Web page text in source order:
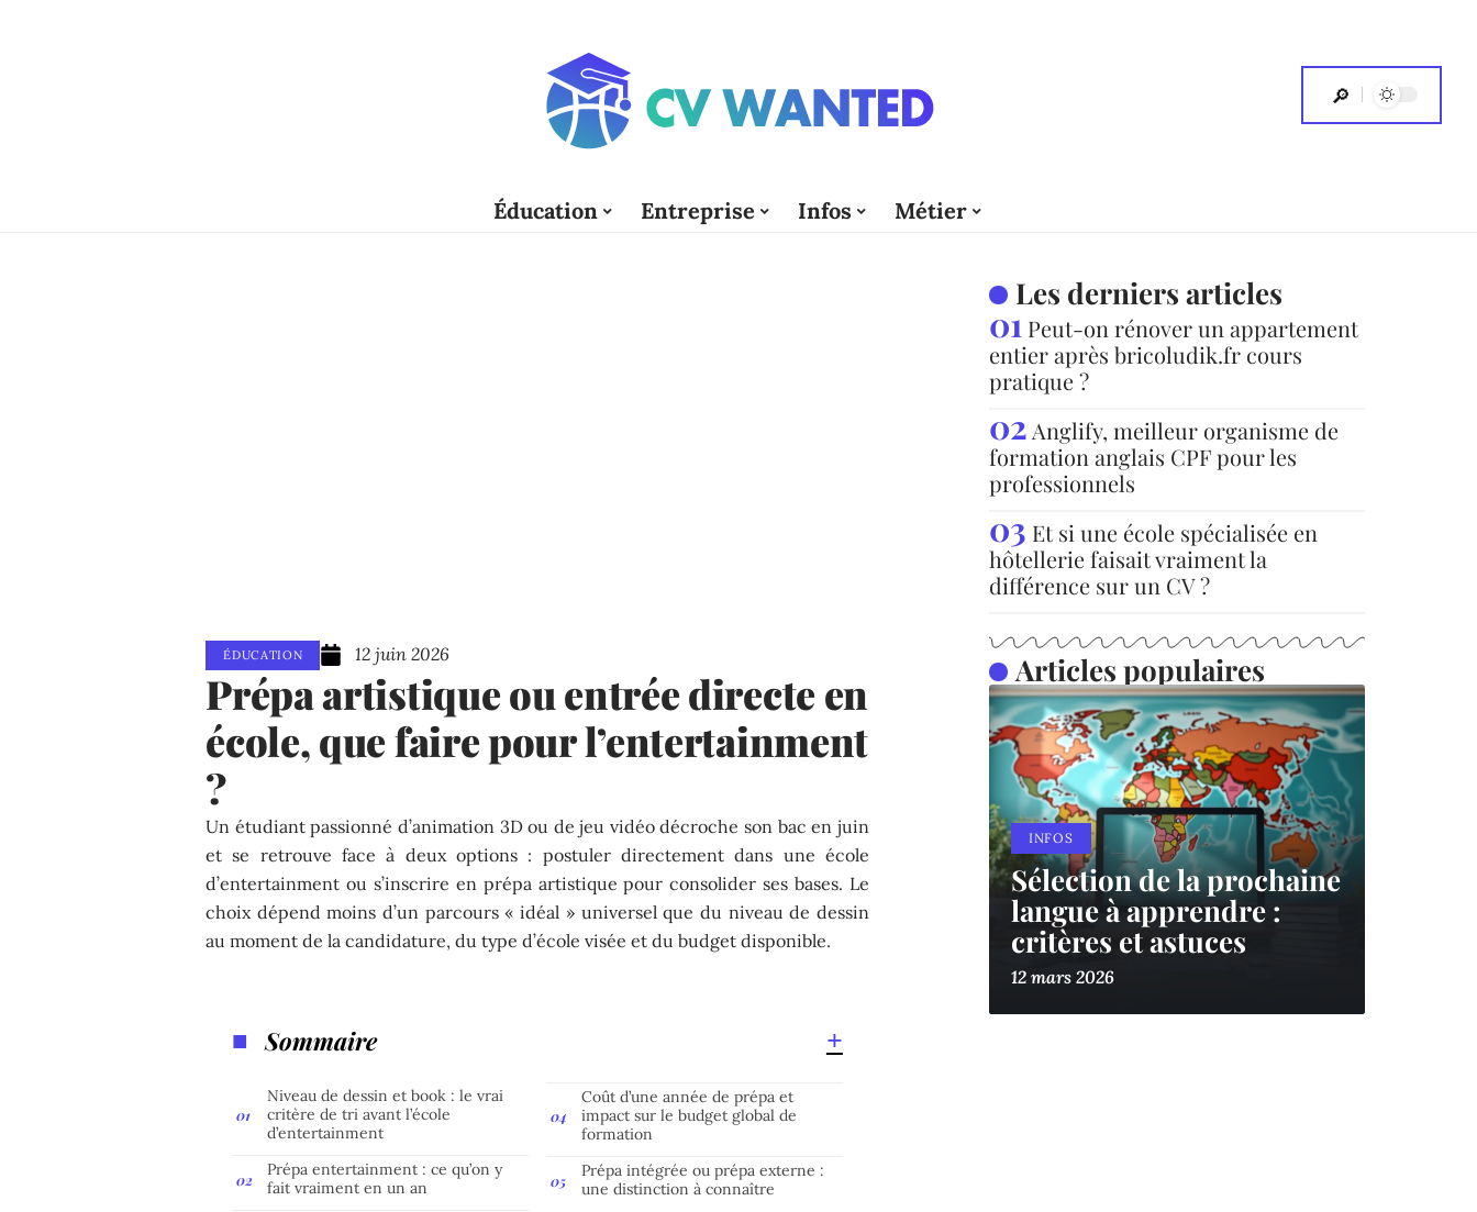
Éducation Entreprise Infos Métier
ÉDUCATION 12 juin 2026
Prépa artistique ou entrée directe en
école, que faire pour l’entertainment
?
Un étudiant passionné d’animation 3D ou de jeu vidéo décroche son bac en juin
et se retrouve face à deux options : postuler directement dans une école
d’entertainment ou s’inscrire en prépa artistique pour consolider ses bases. Le
choix dépend moins d’un parcours « idéal » universel que du niveau de dessin
au moment de la candidature, du type d’école visée et du budget disponible.
Sommaire
Niveau de dessin et book : le vrai
critère de tri avant l’école
d’entertainment
Prépa entertainment : ce qu’on y
fait vraiment en un an
Coût d’une année de prépa et
impact sur le budget global de
formation
Prépa intégrée ou prépa externe :
une distinction à connaître
Les derniers articles
Peut-on rénover un appartement
entier après bricoludik.fr cours
pratique ?
Anglify, meilleur organisme de
formation anglais CPF pour les
professionnels
Et si une école spécialisée en
hôtellerie faisait vraiment la
différence sur un CV ?
Articles populaires
INFOS
Sélection de la prochaine
langue à apprendre :
critères et astuces
12 mars 2026